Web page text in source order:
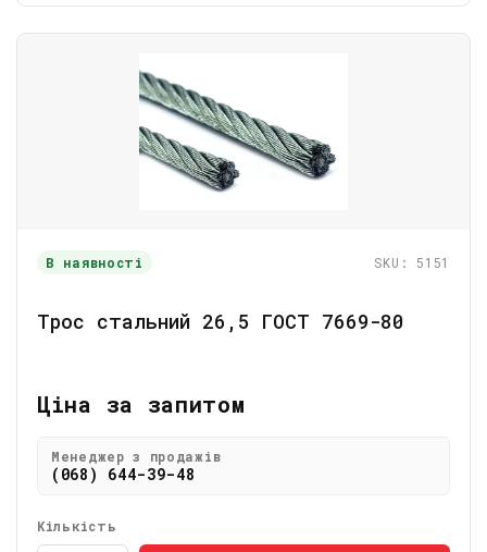
В наявності SKU: 5151
Трос стальний 26,5 ГОСТ 7669-80
Ціна за запитом
Менеджер з продажів
(068) 644-39-48
Кількість